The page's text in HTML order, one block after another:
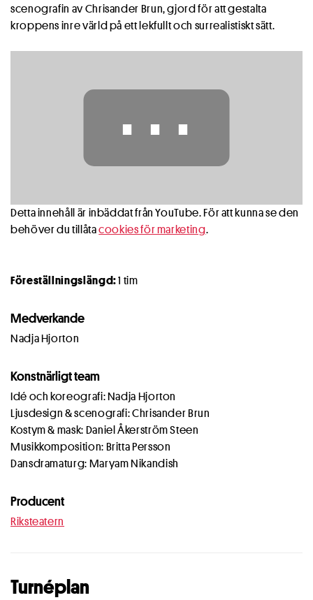
scenografin av Chrisander Brun, gjord för att gestalta
kroppens inre värld på ett lekfullt och surrealistiskt sätt.
⋯
Detta innehåll är inbäddat från YouTube. För att kunna se den
behöver du tillåtacookies för marketing.
Föreställningslängd:1 tim
Medverkande
Nadja Hjorton
Konstnärligt team
Idé och koreografi: Nadja Hjorton
Ljusdesign & scenografi: Chrisander Brun
Kostym & mask: Daniel Åkerström Steen
Musikkomposition: Britta Persson
Dansdramaturg: Maryam Nikandish
Producent
Riksteatern
Turnéplan